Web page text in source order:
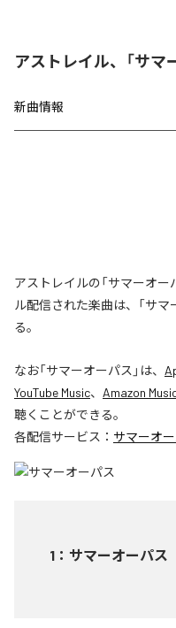
アストレイル、「サマ
新曲情報
アストレイルの「サマーオ
ル配信された楽曲は、「サマ
る。
なお「サマーオーパス 」は、
YouTube Music、 Amazon
聴くことができる。
各配信サービス： サマーオ
1 ： サマーオーパス